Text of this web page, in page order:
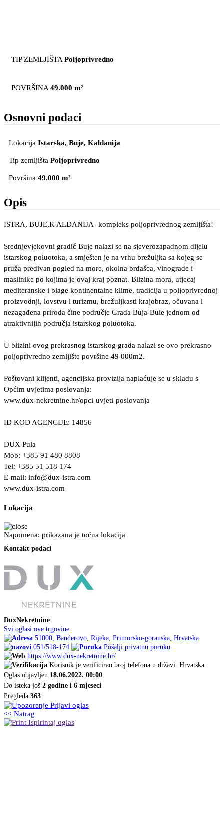
TIP ZEMLJIŠTA Poljoprivredno
POVRŠINA 49.000 m²
Osnovni podaci
Lokacija Istarska, Buje, Kaldanija
Tip zemljišta Poljoprivredno
Površina 49.000 m²
Opis
ISTRA, BUJE,K ALDANIJA- kompleks poljoprivrednog zemljišta!
Srednjevjekovni gradić Buje nalazi se na sjeverozapadnom dijelu
istarskog poluotoka, a smješten je na vrhu brežuljka sa kojeg se
pruža predivan pogled na more, okolna brdašca, vinograde i
maslinike po kojima je ovaj kraj poznat. Blizina mora, utjecaj
mediteranske i blage kontinentalne klime, tradicija u poljoprivrednoj
proizvodnji, lovstvu i turizmu, brežuljkasti krajobraz, očuvana i
nezagađena priroda čine područje Grada Buja-Buie jednom od
atraktivnijih područja istarskog poluotoka.
U blizini ovog prekrasnog istarskog grada nalazi se ovo prekrasno
poljoprivredno zemljište površine 49 000m2.
Poštovani klijenti, agencijska provizija naplaćuje se u skladu s
Općim uvjetima poslovanja:
www.dux-nekretnine.hr/opci-uvjeti-poslovanja
ID KOD AGENCIJE: 14856
DUX Pula
Mob: +385 91 480 8808
Tel: +385 51 518 174
E-mail: info@dux-istra.com
www.dux-istra.com
Lokacija
Napomena: prikazana je točna lokacija
Kontakt podaci
DuxNekretnine
Svi oglasi ove trgovine
51000, Banderovo, Rijeka, Primorsko-goranska, Hrvatska
051/518-174
Pošalji privatnu poruku
https://www.dux-nekretnine.hr/
Korisnik je verificirao broj telefona u državi: Hrvatska
Oglas objavljen 18.06.2022. 00:00
Do isteka još 2 godine i 6 mjeseci
Pregleda 363
Prijavi oglas
<< Natrag
Ispirintaj oglas